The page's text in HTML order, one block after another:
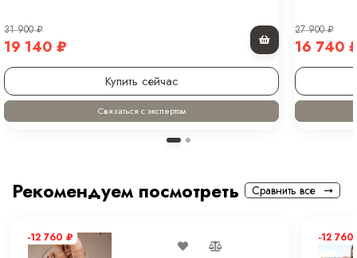
31 900₽
19 140 ₽
Купить сейчас
Связаться с экспертом
27 900₽
16 740
Рекомендуем посмотреть Сравнить все
-12 760 ₽ -12 760